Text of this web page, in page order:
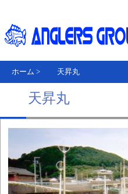
ホーム > 天昇丸
天昇丸